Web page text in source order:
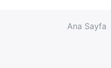
Ana Sayfa